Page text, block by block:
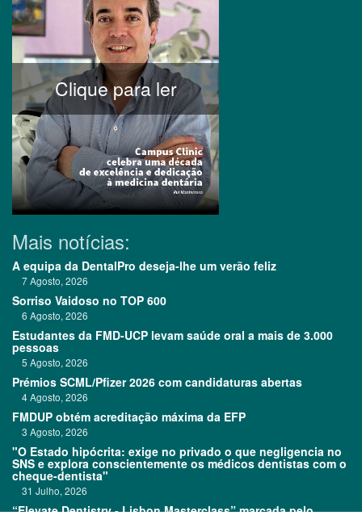
Clique para ler
Mais notícias:
A equipa da DentalPro deseja-lhe um verão feliz
7 Agosto, 2026
Sorriso Vaidoso no TOP 600
6 Agosto, 2026
Estudantes da FMD-UCP levam saúde oral a mais de 3.000
pessoas
5 Agosto, 2026
Prémios SCML/Pfizer 2026 com candidaturas abertas
4 Agosto, 2026
FMDUP obtém acreditação máxima da EFP
3 Agosto, 2026
"O Estado hipócrita: exige no privado o que negligencia no
SNS e explora conscientemente os médicos dentistas com o
cheque-dentista"
31 Julho, 2026
“Elevate Dentistry - Lisbon Masterclass” marcada pelo